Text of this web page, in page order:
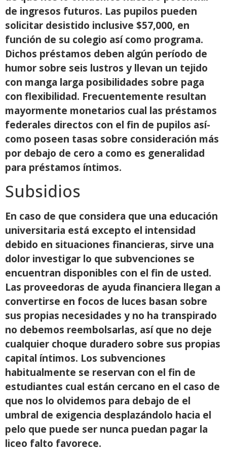
de ingresos futuros. Las pupilos pueden
solicitar desistido inclusive $57,000, en
función de su colegio así­ como programa.
Dichos préstamos deben algún período de
humor sobre seis lustros y llevan un tejido
con manga larga posibilidades sobre paga
con flexibilidad. Frecuentemente resultan
mayormente monetarios cual las préstamos
federales directos con el fin de pupilos así­
como poseen tasas sobre consideración más
por debajo de cero a como es generalidad
para préstamos íntimos.
Subsidios
En caso de que considera que una educación
universitaria está excepto el intensidad
debido en situaciones financieras, sirve una
dolor investigar lo que subvenciones se
encuentran disponibles con el fin de usted.
Las proveedoras de ayuda financiera llegan a
convertirse en focos de luces basan sobre
sus propias necesidades y no ha transpirado
no debemos reembolsarlas, así que no deje
cualquier choque duradero sobre sus propias
capital íntimos. Los subvenciones
habitualmente se reservan con el fin de
estudiantes cual están cercano en el caso de
que nos lo olvidemos para debajo de el
umbral de exigencia desplazándolo hacia el
pelo que puede ser nunca puedan pagar la
liceo falto favorece.